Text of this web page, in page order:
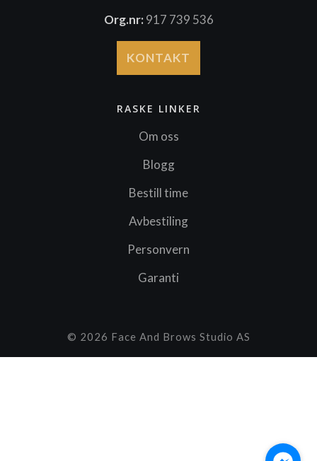
Org.nr:917 739 536
KONTAKT
RASKE LINKER
Om oss
Blogg
Bestill time
Avbestiling
Personvern
Garanti
© 2026 Face And Brows Studio AS